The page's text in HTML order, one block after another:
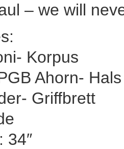
– we will
Korpus
Ahorn- Hals
Griffbrett
34″